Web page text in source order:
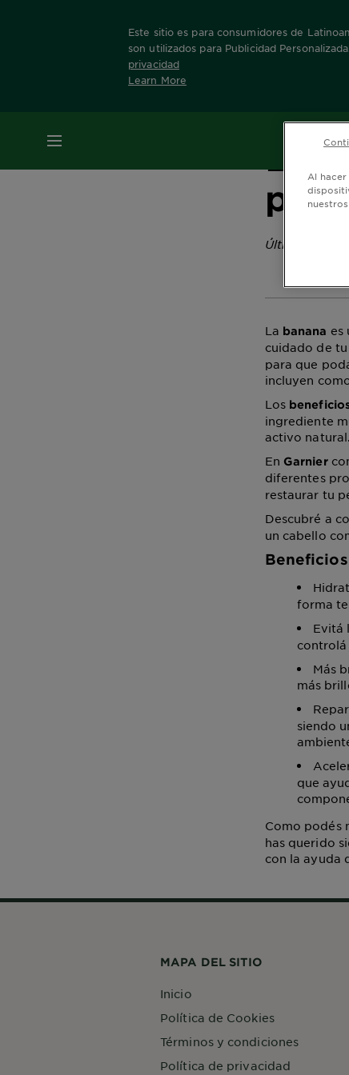
Este sitio es para consumidores de
son utilizados para Publicidad
privacidad
Learn More
MENÚ
Home Tips
La
Última
La banana es
cuidado de
para que
incluyen
Los
ingrediente
activo natural.
En Garnier
diferentes
restaurar tu
Descubré a
un cabello
forma
Evitá
Más
más
siendo
que
Como podés
has querido
con la ayuda
MAPA DEL SITIO
Inicio
Política de Cookies
Términos y condiciones
Política de privacidad
Al